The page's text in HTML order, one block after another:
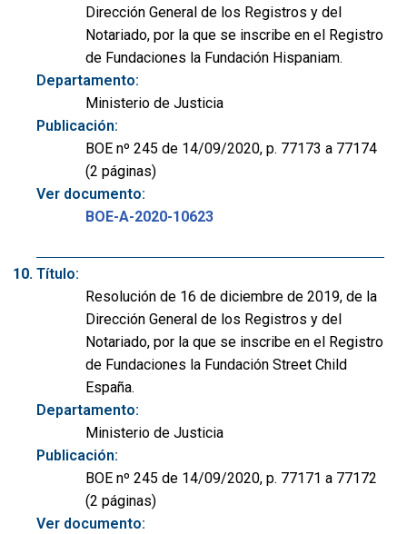
Dirección General de los Registros y del
Notariado, por la que se inscribe en el Registro
de Fundaciones la Fundación Hispaniam.
Departamento:
Ministerio de Justicia
Publicación:
BOE nº 245 de 14/09/2020, p. 77173 a 77174
(2 páginas)
Ver documento:
BOE-A-2020-10623
Título:
Resolución de 16 de diciembre de 2019, de la
Dirección General de los Registros y del
Notariado, por la que se inscribe en el Registro
de Fundaciones la Fundación Street Child
España.
Departamento:
Ministerio de Justicia
Publicación:
BOE nº 245 de 14/09/2020, p. 77171 a 77172
(2 páginas)
Ver documento: